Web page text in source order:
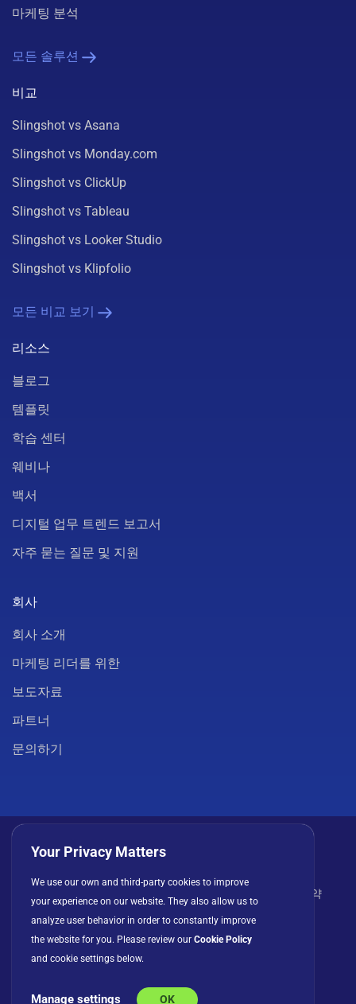
마케팅 분석
모든 솔루션
비교
Slingshot vs Asana
Slingshot vs Monday.com
Slingshot vs ClickUp
Slingshot vs Tableau
Slingshot vs Looker Studio
Slingshot vs Klipfolio
모든 비교 보기
리소스
블로그
템플릿
학습 센터
웨비나
백서
디지털 업무 트렌드 보고서
자주 묻는 질문 및 지원
회사
회사 소개
마케팅 리더를 위한
보도자료
파트너
문의하기
라이선스 계약
Your Privacy Matters
We use our own and third-party cookies to improve
your experience on our website. They also allow us to
analyze user behavior in order to constantly improve
the website for you. Please review our Cookie Policy
and cookie settings below.
Manage settings OK